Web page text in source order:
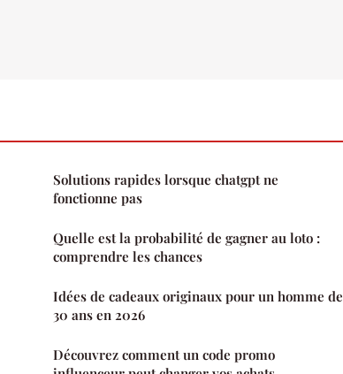
Solutions rapides lorsque chatgpt ne
fonctionne pas
Quelle est la probabilité de gagner au loto :
comprendre les chances
Idées de cadeaux originaux pour un homme de
30 ans en 2026
Découvrez comment un code promo